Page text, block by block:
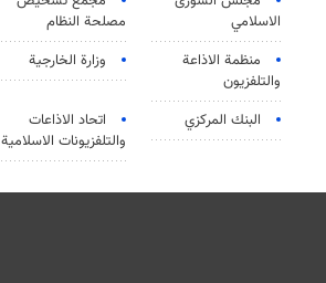
الاسلامي
مصلحة النظام
منظمة الاذاعة
والتلفزیون
وزارة الخارجية
البنك المركزي
اتحاد الاذاعات
والتلفزيونات الاسلامية